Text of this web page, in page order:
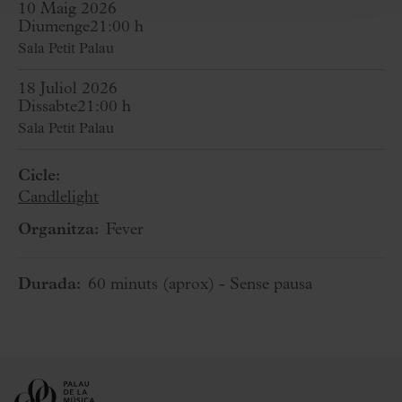
10 Maig 2026
Diumenge21:00 h
Sala Petit Palau
18 Juliol 2026
Dissabte21:00 h
Sala Petit Palau
Cicle:
Candlelight
Organitza: Fever
Durada: 60 minuts (aprox) - Sense pausa